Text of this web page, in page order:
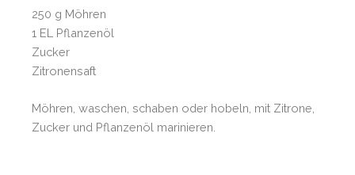
250 g Möhren
1 EL Pflanzenöl
Zucker
Zitronensaft
Möhren, waschen, schaben oder hobeln, mit Zitrone,
Zucker und Pflanzenöl marinieren.